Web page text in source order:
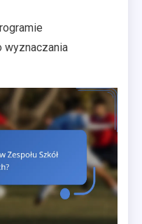
wyznaczania